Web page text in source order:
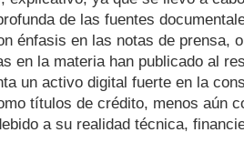
de las fuentes
énfasis en las notas de prensa,
en la materia han publicado al
un activo digital fuerte en la
títulos de crédito, menos aún
a su realidad técnica,